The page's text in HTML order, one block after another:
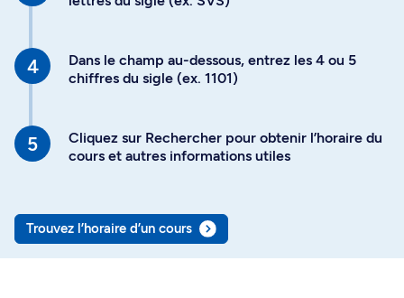
Dans le champ au-dessous, entrez les 4 ou 5
chiffres du sigle (ex. 1101)
Cliquez sur Rechercher pour obtenir l’horaire du
cours et autres informations utiles
Trouvez l’horaire d’un cours